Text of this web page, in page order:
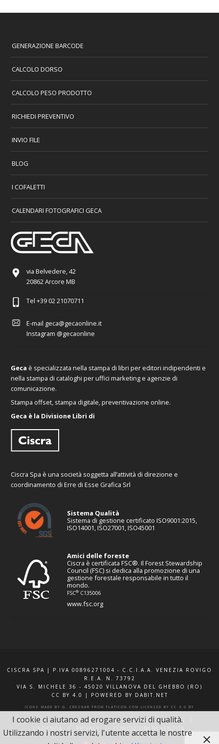
GENERAZIONE BARCODE
CALCOLO DORSO
CALCOLO PESO PRODOTTO
RICHIEDI PREVENTIVO
INVIO FILE
BLOG
I COFALETTI
CALENDARI FOTOGRAFICI GECA
via Belvedere, 42
20862 Arcore MB
Tel +39 02 21070711
E-mail geca@gecaonline.it
Instagram @gecaonline
Geca è specializzata nella stampa di libri per editori indipendenti e
nella stampa di cataloghi per uffici marketing e agenzie di
comunicazione.
Stampa offset, stampa digitale, preventivazione online.
Geca è la Divisione Libri di
Ciscra Spa è una società soggetta all’attività di direzione e
coordinamento di Erre di Esse Grafica Srl
Sistema Qualità
Sistema di gestione certificato ISO9001:2015,
ISO14001, ISO27001, ISO45001
Amici delle foreste
Ciscra è certificata FSC®. Il Forest Stewardship
Council (FSC) si dedica alla promozione di una
gestione forestale responsabile in tutto il
mondo.
FSC® C135006
www.fsc.org
CISCRA SPA | P.IVA 00896271004 - C.C.I.A.A. VENEZIA ROVIGO
R.E.A. N. 73792
VIA S. MICHELE 36 - 45020 VILLANOVA DEL GHEBBO (RO)
CC BY 4.0
| POWERED BY DABIT.NET
ICONS MADE BY G. CRESNAR FROM FLATICON.COM LICENSED BY CC 3.0 BY
F.A.Q. XQUOTE.IT INFO E CONTATTI
BLOG
I cookie ci aiutano ad erogare servizi di qualità.
Utilizzando i nostri servizi, l'utente accetta le nostre